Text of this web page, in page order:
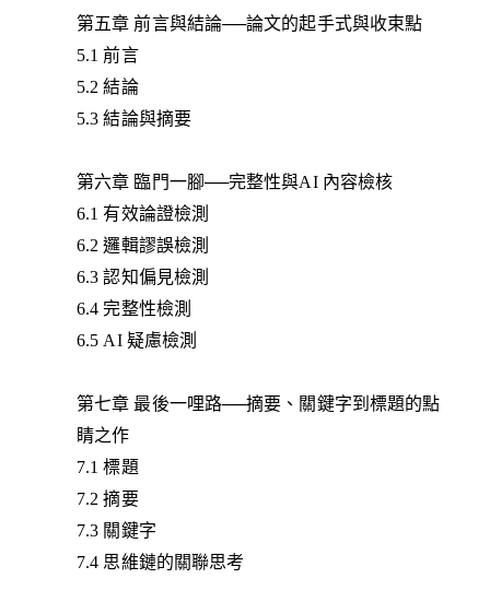
第五章 前言與結論──論文的起手式與收束點
5.1 前言
5.2 結論
5.3 結論與摘要
第六章 臨門一腳──完整性與AI 內容檢核
6.1 有效論證檢測
6.2 邏輯謬誤檢測
6.3 認知偏見檢測
6.4 完整性檢測
6.5 AI 疑慮檢測
第七章 最後一哩路──摘要、關鍵字到標題的點
睛之作
7.1 標題
7.2 摘要
7.3 關鍵字
7.4 思維鏈的關聯思考